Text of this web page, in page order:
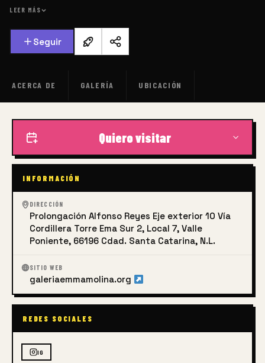
apertura por Emma Molina en 1997. La Galeria con sus…
LEER MÁS
Seguir
ACERCA DE GALERÍA UBICACIÓN
Quiero visitar
INFORMACIÓN
DIRECCIÓN
Prolongación Alfonso Reyes Eje exterior 10 Vía
Cordillera Torre Ema Sur 2, Local 7, Valle
Poniente, 66196 Cdad. Santa Catarina, N.L.
SITIO WEB
galeriaemmamolina.org
REDES SOCIALES
IG